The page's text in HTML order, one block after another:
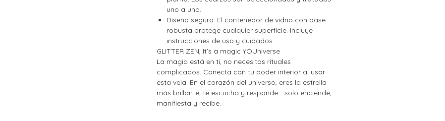
uno a uno.
Diseño seguro: El contenedor de vidrio con base
robusta protege cualquier superficie. Incluye
instrucciones de uso y cuidados.
GLITTER ZEN, It’s a magic YOUniverse
La magia está en ti, no necesitas rituales
complicados. Conecta con tu poder interior al usar
esta vela. En el corazón del universo, eres la estrella
más brillante, te escucha y responde... solo enciende,
manifiesta y recibe.